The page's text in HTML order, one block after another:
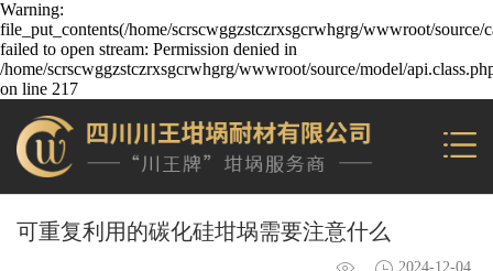
Warning:
file_put_contents(/home/scrscwggzstczrxsgcrwhgrg/wwwroot/source/
failed to open stream: Permission denied in
/home/scrscwggzstczrxsgcrwhgrg/wwwroot/source/model/
on line 217
可重复利用的碳化硅坩埚需要注意什么
2024-12-04